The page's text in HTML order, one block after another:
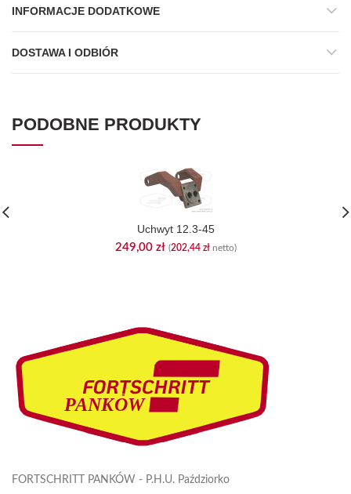
INFORMACJE DODATKOWE
DOSTAWA I ODBIÓR
PODOBNE PRODUKTY
Uchwyt 12.3-45
249,00 zł (202,44 złnetto)
FORTSCHRITT PANKÓW - P.H.U. Paździorko